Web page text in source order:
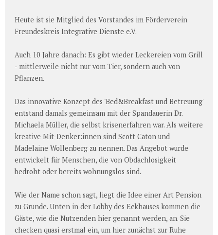
Heute ist sie Mitglied des Vorstandes im Förderverein
Freundeskreis Integrative Dienste e.V.
Auch 10 Jahre danach: Es gibt wieder Leckereien vom Grill
- mittlerweile nicht nur vom Tier, sondern auch von
Pflanzen.
Das innovative Konzept des 'Bed&Breakfast und Betreuung'
entstand damals gemeinsam mit der Spandauerin Dr.
Michaela Müller, die selbst krisenerfahren war. Als weitere
kreative Mit-Denker:innen sind Scott Caton und
Madelaine Wollenberg zu nennen. Das Angebot wurde
entwickelt für Menschen, die von Obdachlosigkeit
bedroht oder bereits wohnungslos sind.
Wie der Name schon sagt, liegt die Idee einer Art Pension
zu Grunde. Unten in der Lobby des Eckhauses kommen die
Gäste, wie die Nutzenden hier genannt werden, an. Sie
checken quasi erstmal ein, um hier zunächst zur Ruhe